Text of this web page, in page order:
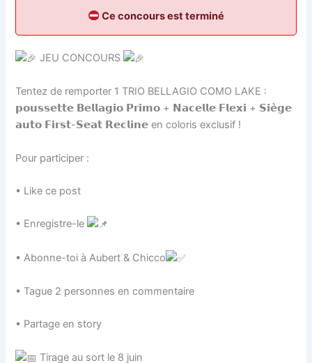
Ce concours est terminé
JEU CONCOURS
Tentez de remporter 1 TRIO BELLAGIO COMO LAKE :
𝗽𝗼𝘂𝘀𝘀𝗲𝘁𝘁𝗲 𝗕𝗲𝗹𝗹𝗮𝗴𝗶𝗼 𝗣𝗿𝗶𝗺𝗼 + 𝗡𝗮𝗰𝗲𝗹𝗹𝗲 𝗙𝗹𝗲𝘅𝗶 + 𝗦𝗶𝗲̀𝗴𝗲
𝗮𝘂𝘁𝗼 𝗙𝗶𝗿𝘀𝘁-𝗦𝗲𝗮𝘁 𝗥𝗲𝗰𝗹𝗶𝗻𝗲 en coloris exclusif !
Pour participer :
• Like ce post
• Enregistre-le
• Abonne-toi à Aubert & Chicco
• Tague 2 personnes en commentaire
• Partage en story
Tirage au sort le 8 juin